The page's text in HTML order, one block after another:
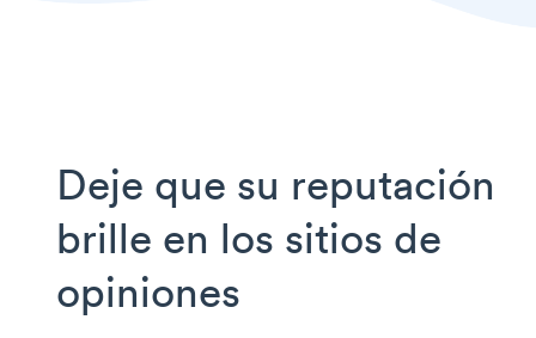
Deje que su reputación
brille en los sitios de
opiniones